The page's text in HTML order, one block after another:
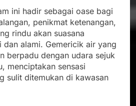
ini hadir sebagai oase bagi
penikmat ketenangan,
rindu akan suasana
dan alami. Gemericik air yang
berpadu dengan udara sejuk
menciptakan sensasi
sulit ditemukan di kawasan